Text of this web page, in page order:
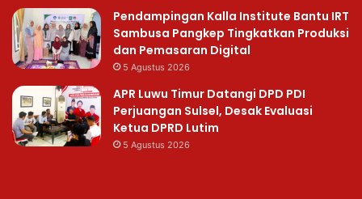
Pendampingan Kalla Institute Bantu IRT
Sambusa Pangkep Tingkatkan Produksi
dan Pemasaran Digital
5 Agustus 2026
APR Luwu Timur Datangi DPD PDI
Perjuangan Sulsel, Desak Evaluasi
Ketua DPRD Lutim
5 Agustus 2026